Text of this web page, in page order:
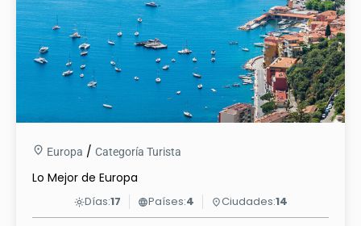
Europa / Categoría Turista
Lo Mejor de Europa
light_modeDías:17 languagePaíses:4 placeCiudades:14